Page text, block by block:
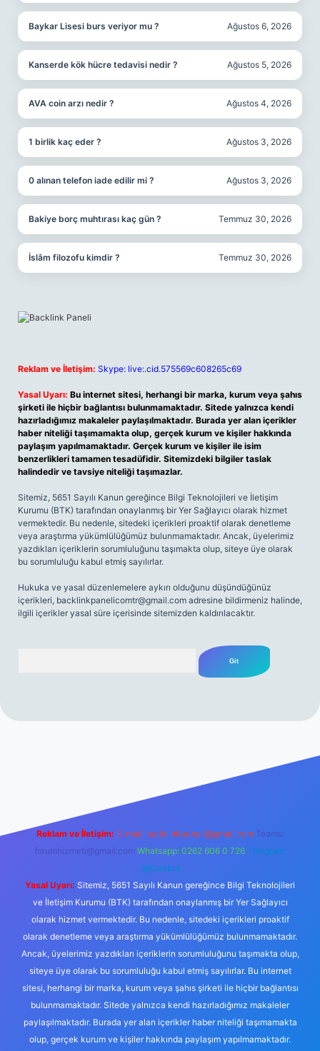
Baykar Lisesi burs veriyor mu ? Ağustos 6, 2026
Kanserde kök hücre tedavisi nedir ? Ağustos 5, 2026
AVA coin arzı nedir ? Ağustos 4, 2026
1 birlik kaç eder ? Ağustos 3, 2026
0 alınan telefon iade edilir mi ? Ağustos 3, 2026
Bakiye borç muhtırası kaç gün ? Temmuz 30, 2026
İslâm filozofu kimdir ? Temmuz 30, 2026
Reklam ve İletişim: Skype: live:.cid.575569c608265c69
Yasal Uyarı: Bu internet sitesi, herhangi bir marka, kurum veya şahıs
şirketi ile hiçbir bağlantısı bulunmamaktadır. Sitede yalnızca kendi
hazırladığımız makaleler paylaşılmaktadır. Burada yer alan içerikler
haber niteliği taşımamakta olup, gerçek kurum ve kişiler hakkında
paylaşım yapılmamaktadır. Gerçek kurum ve kişiler ile isim
benzerlikleri tamamen tesadüfidir. Sitemizdeki bilgiler taslak
halindedir ve tavsiye niteliği taşımazlar.
Sitemiz, 5651 Sayılı Kanun gereğince Bilgi Teknolojileri ve İletişim
Kurumu (BTK) tarafından onaylanmış bir Yer Sağlayıcı olarak hizmet
vermektedir. Bu nedenle, sitedeki içerikleri proaktif olarak denetleme
veya araştırma yükümlülüğümüz bulunmamaktadır. Ancak, üyelerimiz
yazdıkları içeriklerin sorumluluğunu taşımakta olup, siteye üye olarak
bu sorumluluğu kabul etmiş sayılırlar.
Hukuka ve yasal düzenlemelere aykırı olduğunu düşündüğünüz
içerikleri, backlinkpanelicomtr@gmail.com adresine bildirmeniz halinde,
ilgili içerikler yasal süre içerisinde sitemizden kaldırılacaktır.
Reklam ve İletişim: E-mail: backlinkpaneli@gmail.com Teams:
forumhizmeti@gmail.com Whatsapp: 0262 606 0 726 Telegram:
@karabul
Yasal Uyarı: Sitemiz, 5651 Sayılı Kanun gereğince Bilgi Teknolojileri
ve İletişim Kurumu (BTK) tarafından onaylanmış bir Yer Sağlayıcı
olarak hizmet vermektedir. Bu nedenle, sitedeki içerikleri proaktif
olarak denetleme veya araştırma yükümlülüğümüz bulunmamaktadır.
Ancak, üyelerimiz yazdıkları içeriklerin sorumluluğunu taşımakta olup,
siteye üye olarak bu sorumluluğu kabul etmiş sayılırlar. Bu internet
sitesi, herhangi bir marka, kurum veya şahıs şirketi ile hiçbir bağlantısı
bulunmamaktadır. Sitede yalnızca kendi hazırladığımız makaleler
paylaşılmaktadır. Burada yer alan içerikler haber niteliği taşımamakta
olup, gerçek kurum ve kişiler hakkında paylaşım yapılmamaktadır.